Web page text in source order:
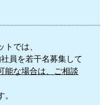
では、
員を若干名募集して
能な場合は、ご相談